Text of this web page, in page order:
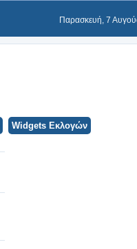
Παρασκευή, 7
Widgets Εκλογών